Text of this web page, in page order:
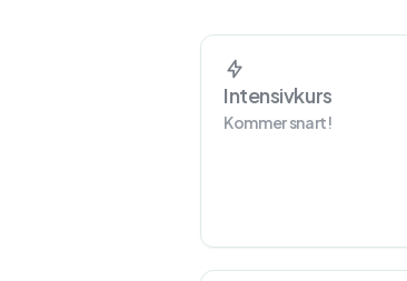
Intensivkurs
Kommer snart!